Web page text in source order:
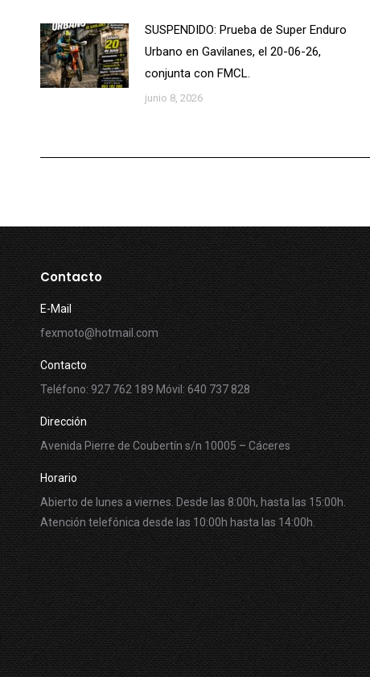
SUSPENDIDO: Prueba de Super Enduro
Urbano en Gavilanes, el 20-06-26,
conjunta con FMCL.
junio 8, 2026
Contacto
E-Mail
fexmoto@hotmail.com
Contacto
Teléfono: 927 762 189 Móvil: 640 737 828
Dirección
Avenida Pierre de Coubertín s/n 10005 – Cáceres
Horario
Abierto de lunes a viernes. Desde las 8:00h, hasta las 15:00h.
Atención telefónica desde las 10:00h hasta las 14:00h.